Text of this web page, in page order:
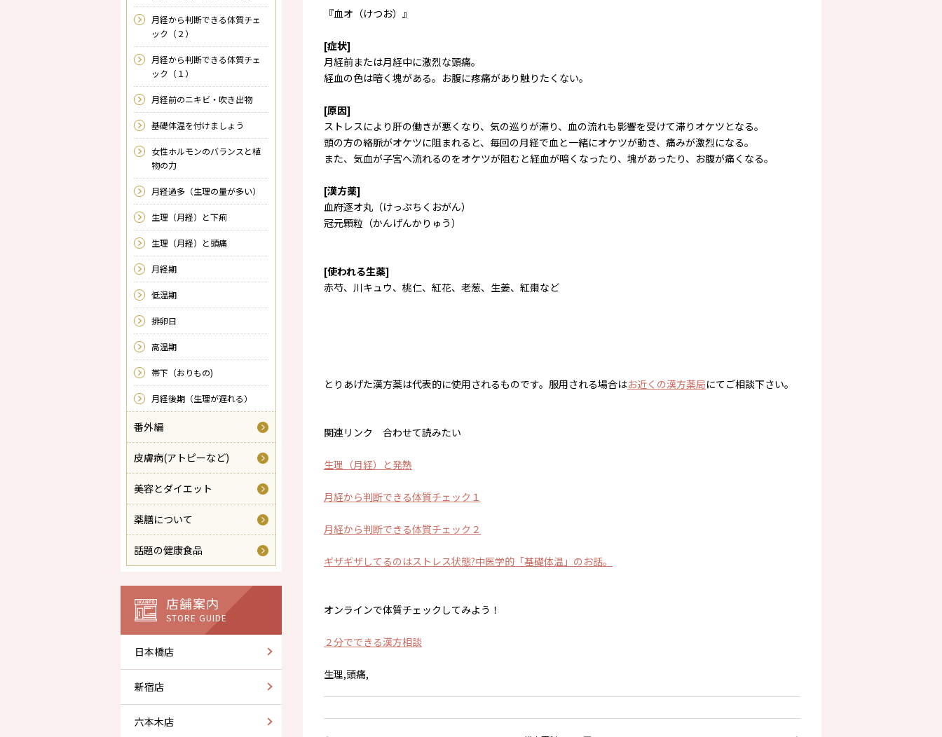
『血オ（けつお）』
[症状]
月経前または月経中に激烈な頭痛。
経血の色は暗く塊がある。お腹に疼痛があり触りたくない。
[原因]
ストレスにより肝の働きが悪くなり、気の巡りが滞り、血の流れも影響を受けて滞りオケツとなる。
頭の方の絡脈がオケツに阻まれると、毎回の月経で血と一緒にオケツが動き、痛みが激烈になる。
また、気血が子宮へ流れるのをオケツが阻むと経血が暗くなったり、塊があったり、お腹が痛くなる。
[漢方薬]
血府逐オ丸（けっぷちくおがん）
冠元顆粒（かんげんかりゅう）
[使われる生薬]
赤芍、川キュウ、桃仁、紅花、老葱、生姜、紅棗など
とりあげた漢方薬は代表的に使用されるものです。服用される場合はお近くの漢方薬局にてご相談下さい。
関連リンク 合わせて読みたい
生理（月経）と発熱
月経から判断できる体質チェック１
月経から判断できる体質チェック２
ギザギザしてるのはストレス状態?中医学的「基礎体温」のお話。
オンラインで体質チェックしてみよう！
２分でできる漢方相談
生理,頭痛,
月経から判断できる体質チェ
ック（２）
月経から判断できる体質チェ
ック（１）
月経前のニキビ・吹き出物
基礎体温を付けましょう
女性ホルモンのバランスと植
物の力
月経過多（生理の量が多い）
生理（月経）と下痢
生理（月経）と頭痛
月経期
低温期
排卵日
高温期
帯下（おりもの)
月経後期（生理が遅れる）
番外編
皮膚病(アトピーなど)
美容とダイエット
薬膳について
話題の健康食品
店舗案内
STORE GUIDE
日本橋店
新宿店
六本木店